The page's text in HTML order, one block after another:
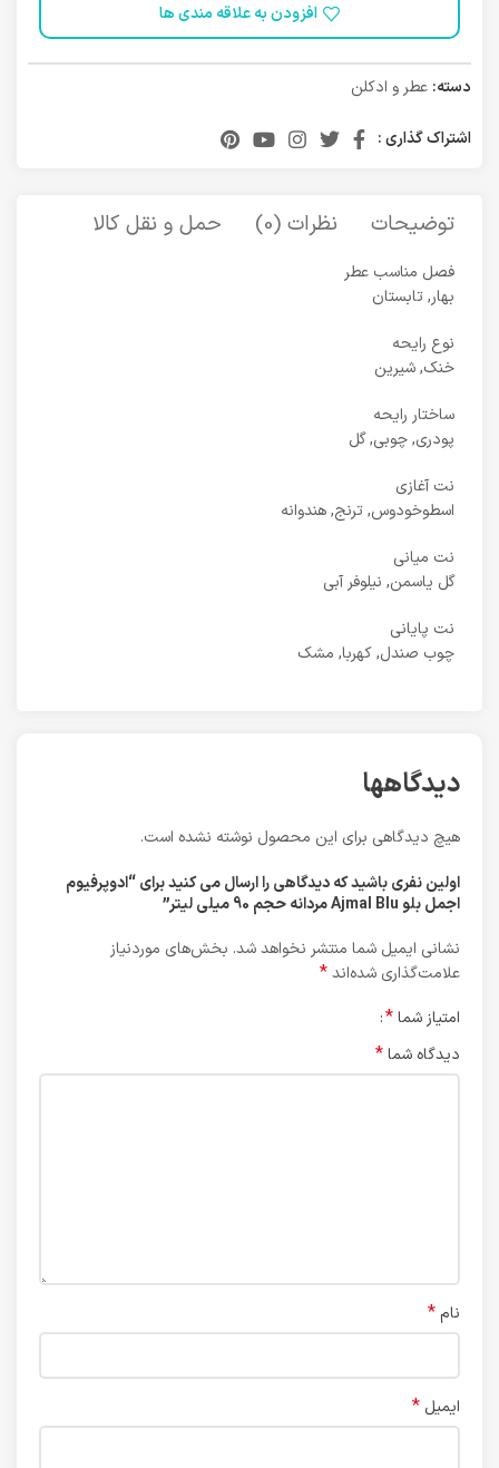
افزودن به علاقه مندی ها
دسته: عطر و ادکلن
اشتراک گذاری :
توضیحات نظرات (0) حمل و نقل کالا
فصل مناسب عطر
بهار, تابستان
نوع رایحه
خنک, شیرین
ساختار رایحه
پودری, چوبی, گل
نت آغازی
اسطوخودوس, ترنج, هندوانه
نت میانی
گل یاسمن, نیلوفر آبی
نت پایانی
چوب صندل, کهربا, مشک
دیدگاهها
هیچ دیدگاهی برای این محصول نوشته نشده است.
اولین نفری باشید که دیدگاهی را ارسال می کنید برای “ادوپرفیوم
اجمل بلو Ajmal Blu مردانه حجم 90 میلی لیتر”
نشانی ایمیل شما منتشر نخواهد شد. بخش‌های موردنیاز
علامت‌گذاری شده‌اند*
امتیاز شما*
دیدگاه شما*
نام *
ایمیل *